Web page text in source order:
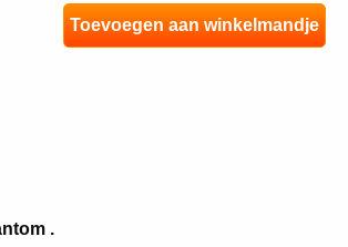
Toevoegen aan winkelmandje
.